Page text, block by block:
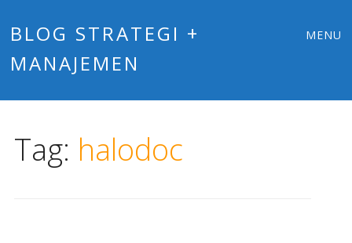
BLOG STRATEGI +
MANAJEMEN
MENU
Tag: halodoc